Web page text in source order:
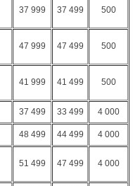
37 999 37 499 500
47 999 47 499 500
41 999 41 499 500
37 499 33 499 4 000
48 499 44 499 4 000
51 499 47 499 4 000